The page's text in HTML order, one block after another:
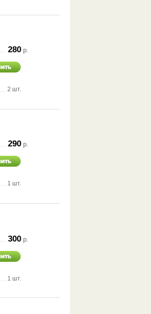
280 р.
2 шт.
290 р.
1 шт.
300 р.
1 шт.